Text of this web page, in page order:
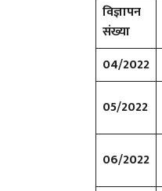
विज्ञापन
संख्या
04/2022
05/2022
06/2022